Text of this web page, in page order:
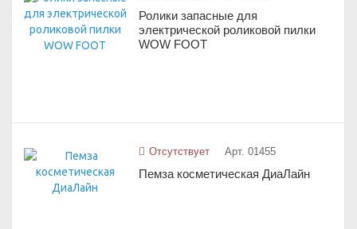
Ролики запасные для
электрической роликовой пилки
WOW FOOТ
Отсутствует Арт. 01455
Пемза косметическая ДиаЛайн